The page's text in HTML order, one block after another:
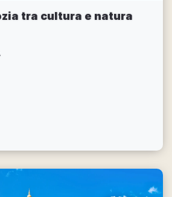
tra cultura e natura